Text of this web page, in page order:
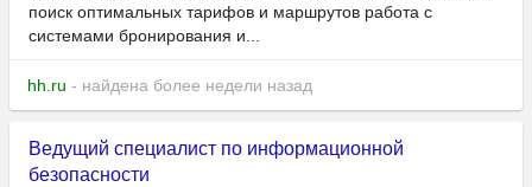
поиск оптимальных тарифов и маршрутов работа с
системами бронирования и...
hh.ru - найдена более недели назад
Ведущий специалист по информационной
безопасности